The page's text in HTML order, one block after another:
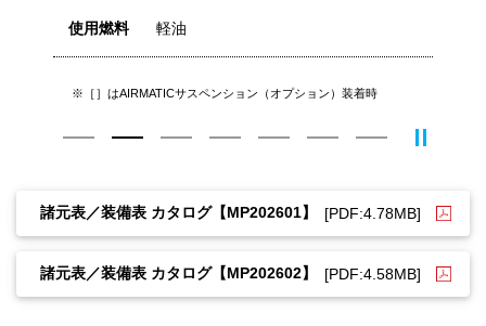
使用燃料 軽油
諸元表／装備表 カタログ【MP202601】 [PDF:4.78MB]
諸元表／装備表 カタログ【MP202602】 [PDF:4.58MB]